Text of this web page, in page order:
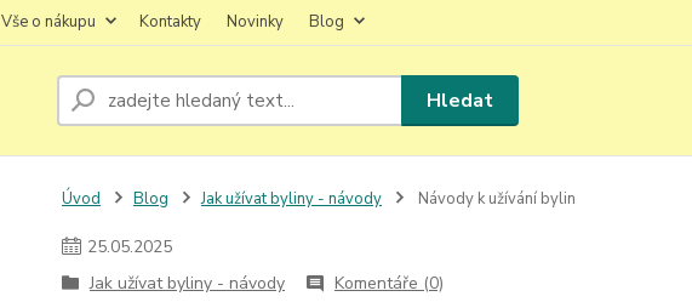
Vše o nákupu Kontakty Novinky Blog
Hledat
Úvod Blog Jak užívat byliny - návody Návody k užívání bylin
25.05.2025
Jak užívat byliny - návody
Komentáře (0)